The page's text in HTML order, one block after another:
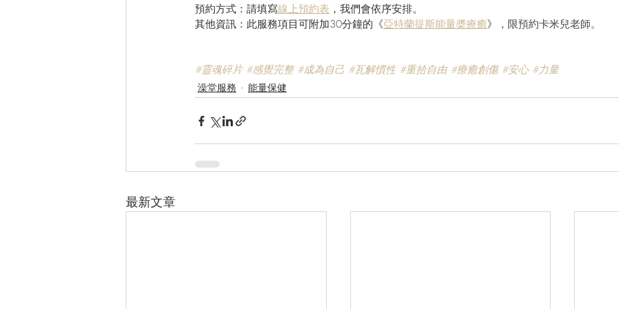
預約方式：請填寫線上預約表 ，我們會依序安排。
其他資訊：此服務項目可附加30分鐘的 《亞特蘭提斯能量槳療癒》，限預約卡米兒老師。
#靈魂碎片 #感覺完整 #成為自己 #瓦解慣性 #重拾自由 #療癒創傷 #安心 #力量
澡堂服務 能量保健
最新文章